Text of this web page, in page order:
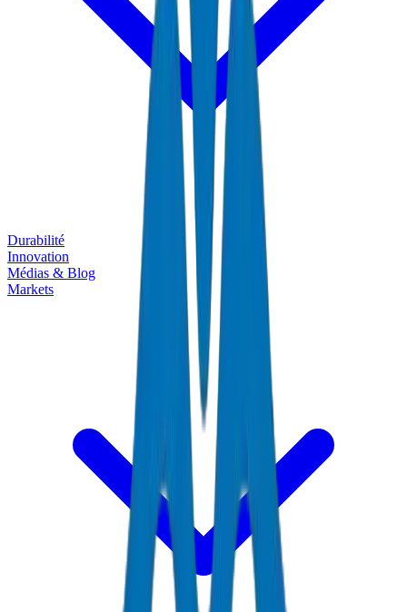
Durabilité
Innovation
Médias & Blog
Markets